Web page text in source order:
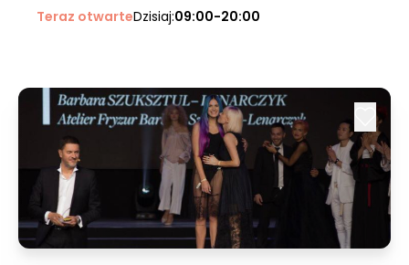
Teraz otwarteDzisiaj:09:00-20:00